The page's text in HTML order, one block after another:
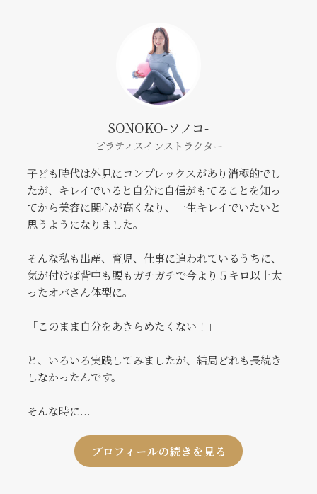
SONOKO-ソノコ-
ピラティスインストラクター
子ども時代は外見にコンプレックスがあり消極的でし
たが、キレイでいると自分に自信がもてることを知っ
てから美容に関心が高くなり、一生キレイでいたいと
思うようになりました。
そんな私も出産、育児、仕事に追われているうちに、
気が付けば背中も腰もガチガチで今より５キロ以上太
ったオバさん体型に。
「このまま自分をあきらめたくない！」
と、いろいろ実践してみましたが、結局どれも長続き
しなかったんです。
そんな時に...
プロフィールの続きを見る